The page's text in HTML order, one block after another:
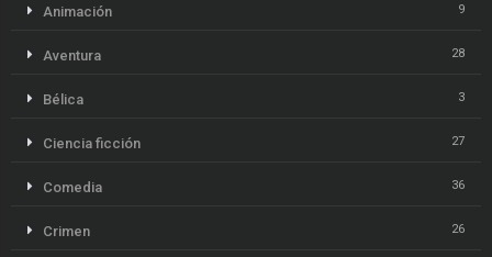
Animación 9
Aventura 28
Bélica 3
Ciencia ficción 27
Comedia 36
Crimen 26